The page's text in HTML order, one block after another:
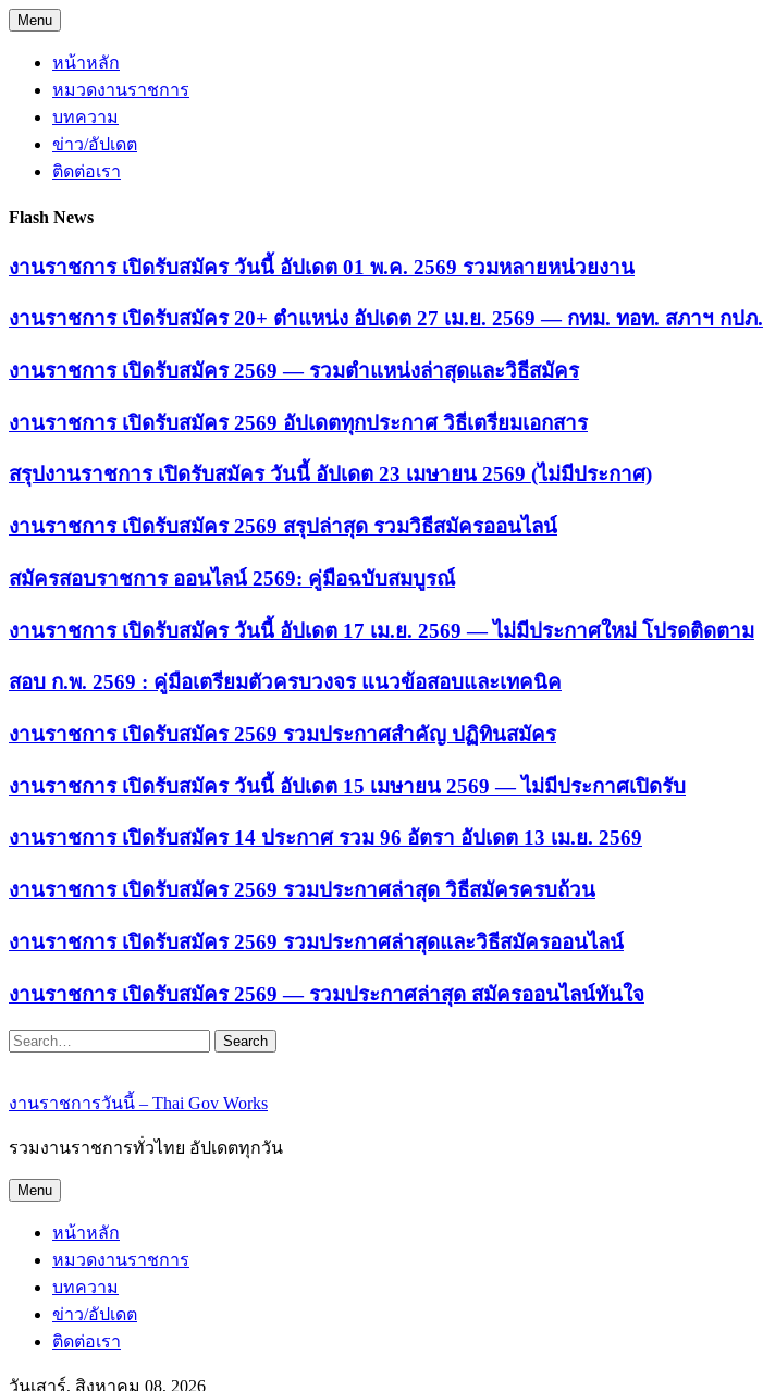
Skip
to
content
Menu
หน้าหลัก
หมวดงานราชการ
บทความ
ข่าว/อัปเดต
ติดต่อเรา
Flash News
งานราชการ เปิดรับสมัคร วันนี้ อัปเดต 01 พ.ค. 2569 รวมหลายหน่วยงาน
งานราชการ เปิดรับสมัคร 20+ ตำแหน่ง อัปเดต 27 เม.ย. 2569 — กทม. ทอท. สภาฯ กปภ.
งานราชการ เปิดรับสมัคร 2569 — รวมตำแหน่งล่าสุดและวิธีสมัคร
งานราชการ เปิดรับสมัคร 2569 อัปเดตทุกประกาศ วิธีเตรียมเอกสาร
สรุปงานราชการ เปิดรับสมัคร วันนี้ อัปเดต 23 เมษายน 2569 (ไม่มีประกาศ)
งานราชการ เปิดรับสมัคร 2569 สรุปล่าสุด รวมวิธีสมัครออนไลน์
สมัครสอบราชการ ออนไลน์ 2569: คู่มือฉบับสมบูรณ์
งานราชการ เปิดรับสมัคร วันนี้ อัปเดต 17 เม.ย. 2569 — ไม่มีประกาศใหม่ โปรดติดตาม
สอบ ก.พ. 2569 : คู่มือเตรียมตัวครบวงจร แนวข้อสอบและเทคนิค
งานราชการ เปิดรับสมัคร 2569 รวมประกาศสำคัญ ปฏิทินสมัคร
งานราชการ เปิดรับสมัคร วันนี้ อัปเดต 15 เมษายน 2569 — ไม่มีประกาศเปิดรับ
งานราชการ เปิดรับสมัคร 14 ประกาศ รวม 96 อัตรา อัปเดต 13 เม.ย. 2569
งานราชการ เปิดรับสมัคร 2569 รวมประกาศล่าสุด วิธีสมัครครบถ้วน
งานราชการ เปิดรับสมัคร 2569 รวมประกาศล่าสุดและวิธีสมัครออนไลน์
งานราชการ เปิดรับสมัคร 2569 — รวมประกาศล่าสุด สมัครออนไลน์ทันใจ
Search
งานราชการวันนี้ – Thai Gov Works
รวมงานราชการทั่วไทย อัปเดตทุกวัน
Menu
หน้าหลัก
หมวดงานราชการ
บทความ
ข่าว/อัปเดต
ติดต่อเรา
วันเสาร์, สิงหาคม 08, 2026